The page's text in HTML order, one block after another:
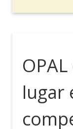
lugar